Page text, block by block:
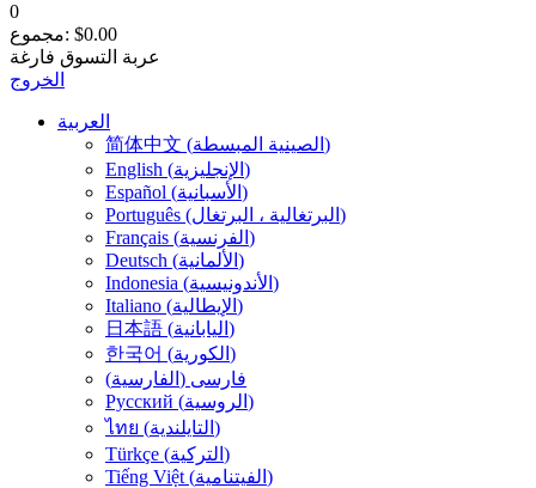
0
مجموع: $0.00
عربة التسوق فارغة
الخروج
العربية
简体中文 (الصينية المبسطة )
English (الإنجليزية )
Español (الأسبانية )
Português (البرتغالية ، البرتغال )
Français (الفرنسية )
Deutsch (الألمانية )
Indonesia (الأندونيسية )
Italiano (الإيطالية )
日本語 (اليابانية )
한국어 (الكورية )
فارسی ( الفارسية)
Русский (الروسية )
ไทย (التايلندية )
Türkçe (التركية )
Tiếng Việt (الفيتنامية )